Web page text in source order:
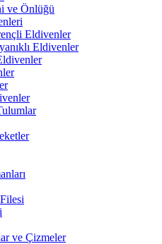
ve Önlüğü
Eldivenler
Eldivenler
ve Çizmeler